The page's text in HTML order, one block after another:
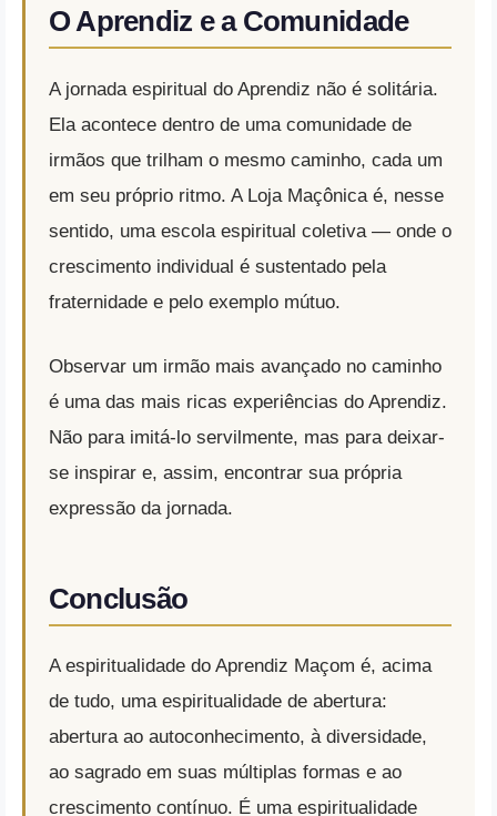
O Aprendiz e a Comunidade
A jornada espiritual do Aprendiz não é solitária.
Ela acontece dentro de uma comunidade de
irmãos que trilham o mesmo caminho, cada um
em seu próprio ritmo. A Loja Maçônica é, nesse
sentido, uma escola espiritual coletiva — onde o
crescimento individual é sustentado pela
fraternidade e pelo exemplo mútuo.
Observar um irmão mais avançado no caminho
é uma das mais ricas experiências do Aprendiz.
Não para imitá-lo servilmente, mas para deixar-
se inspirar e, assim, encontrar sua própria
expressão da jornada.
Conclusão
A espiritualidade do Aprendiz Maçom é, acima
de tudo, uma espiritualidade de abertura:
abertura ao autoconhecimento, à diversidade,
ao sagrado em suas múltiplas formas e ao
crescimento contínuo. É uma espiritualidade